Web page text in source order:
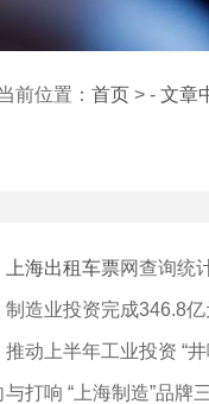
前位置： 首页 > - 文章
上海出租车票网查询统
制造业投资完成346.8
上半年工业投资 “井
与打响 “上海制造”品